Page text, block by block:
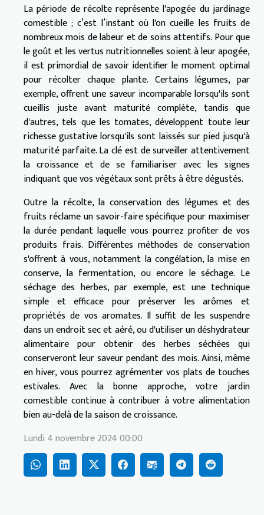
La période de récolte représente l'apogée du jardinage
comestible ; c’est l’instant où l'on cueille les fruits de
nombreux mois de labeur et de soins attentifs. Pour que
le goût et les vertus nutritionnelles soient à leur apogée,
il est primordial de savoir identifier le moment optimal
pour récolter chaque plante. Certains légumes, par
exemple, offrent une saveur incomparable lorsqu'ils sont
cueillis juste avant maturité complète, tandis que
d'autres, tels que les tomates, développent toute leur
richesse gustative lorsqu'ils sont laissés sur pied jusqu'à
maturité parfaite. La clé est de surveiller attentivement
la croissance et de se familiariser avec les signes
indiquant que vos végétaux sont prêts à être dégustés.
Outre la récolte, la conservation des légumes et des
fruits réclame un savoir-faire spécifique pour maximiser
la durée pendant laquelle vous pourrez profiter de vos
produits frais. Différentes méthodes de conservation
s'offrent à vous, notamment la congélation, la mise en
conserve, la fermentation, ou encore le séchage. Le
séchage des herbes, par exemple, est une technique
simple et efficace pour préserver les arômes et
propriétés de vos aromates. Il suffit de les suspendre
dans un endroit sec et aéré, ou d'utiliser un déshydrateur
alimentaire pour obtenir des herbes séchées qui
conserveront leur saveur pendant des mois. Ainsi, même
en hiver, vous pourrez agrémenter vos plats de touches
estivales. Avec la bonne approche, votre jardin
comestible continue à contribuer à votre alimentation
bien au-delà de la saison de croissance.
Lundi 4 novembre 2024 00:00